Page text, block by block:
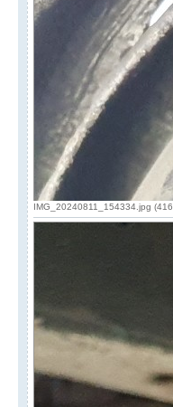
IMG_20240811_154334.jpg